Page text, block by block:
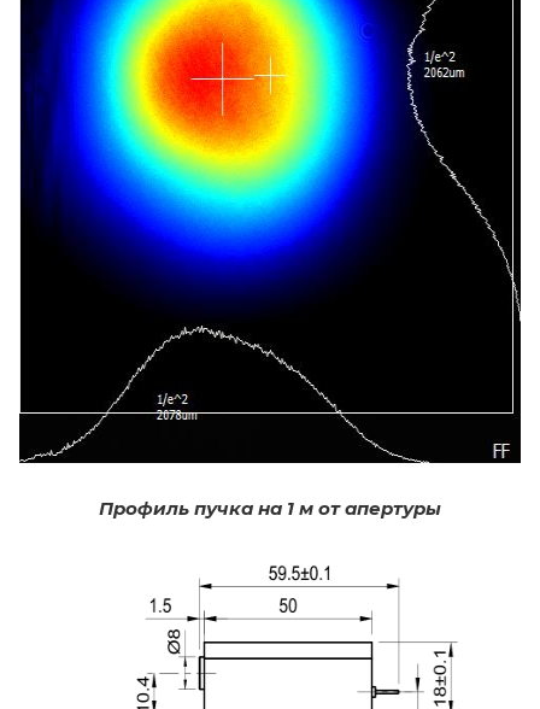
Профиль пучка на 1 м от апертуры